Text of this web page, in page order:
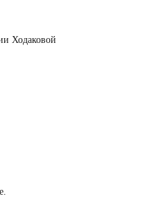
Ходаковой